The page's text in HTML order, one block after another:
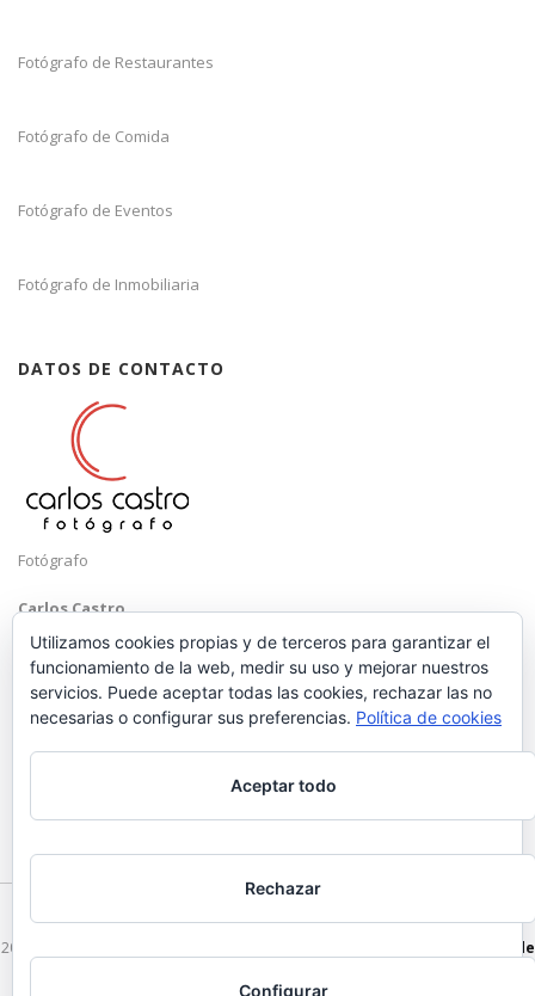
Fotógrafo de Restaurantes
Fotógrafo de Comida
Fotógrafo de Eventos
Fotógrafo de Inmobiliaria
DATOS DE CONTACTO
Fotógrafo
Carlos Castro
Málaga
Mobile: +34 652 83 71 98
hola@carloscastrofotografo.com
2026 © Carlos Castro Fotógrafo - hola@carloscastrofotografo.com -
Vídeo de
Utilizamos cookies propias y de terceros para garantizar el
funcionamiento de la web, medir su uso y mejorar nuestros
servicios. Puede aceptar todas las cookies, rechazar las no
necesarias o configurar sus preferencias. Política de cookies
Aceptar todo
Rechazar
Configurar